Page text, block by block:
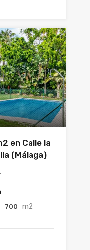
en Calle la
(Málaga)
700 m2